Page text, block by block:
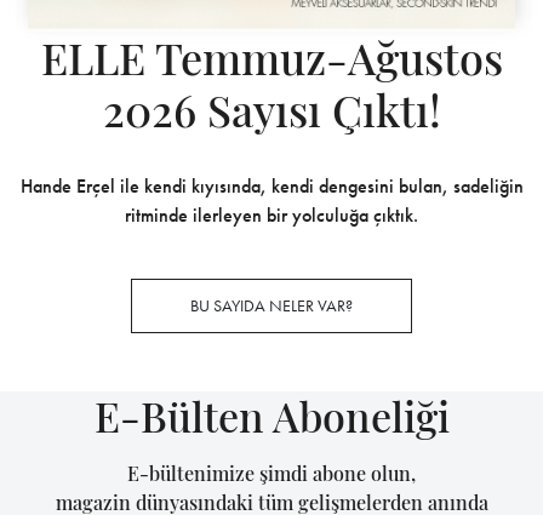
ELLE Temmuz-Ağustos
2026 Sayısı Çıktı!
Hande Erçel ile kendi kıyısında, kendi dengesini bulan, sadeliğin
ritminde ilerleyen bir yolculuğa çıktık.
BU SAYIDA NELER VAR?
E-Bülten Aboneliği
E-bültenimize şimdi abone olun,
magazin dünyasındaki tüm gelişmelerden anında